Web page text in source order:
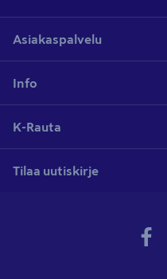
Asiakaspalvelu
Info
K-Rauta
Tilaa uutiskirje